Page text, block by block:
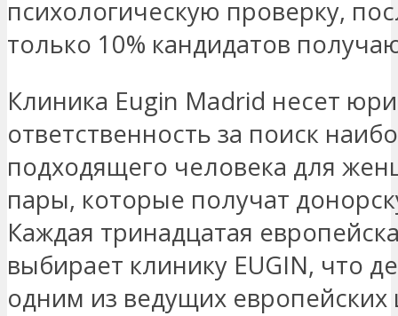
психологическую проверку,
только 10% кандидатов
Клиника Eugin Madrid несет
ответственность за поиск
подходящего человека для
пары, которые получат
Каждая тринадцатая
выбирает клинику EUGIN, что
одним из ведущих европейских